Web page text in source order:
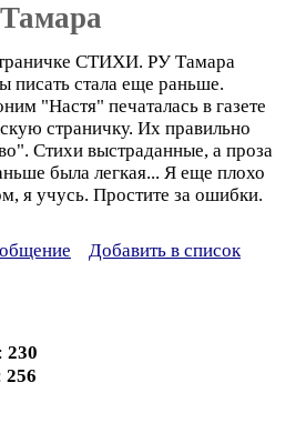
СТИХИ. РУ Тамара
писать стала еще раньше.
"Настя" печаталась в газете
страничку. Их правильно
Стихи выстраданные, а проза
была легкая... Я еще плохо
я учусь. Простите за ошибки.
Добавить в список
: 230
256